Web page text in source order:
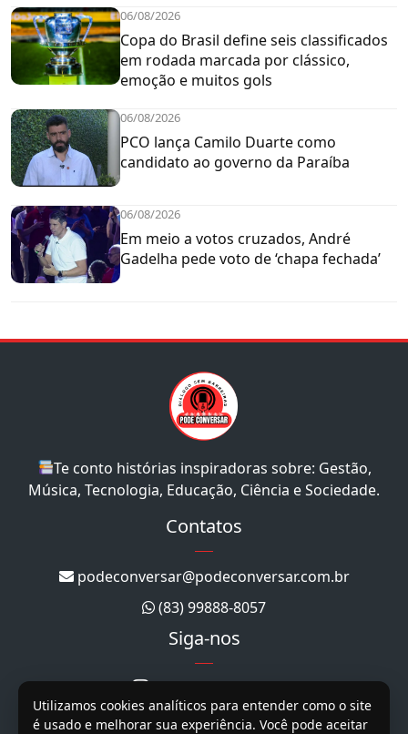
06/08/2026
Copa do Brasil define seis classificados
em rodada marcada por clássico,
emoção e muitos gols
06/08/2026
PCO lança Camilo Duarte como
candidato ao governo da Paraíba
06/08/2026
Em meio a votos cruzados, André
Gadelha pede voto de ‘chapa fechada’
Te conto histórias inspiradoras sobre: Gestão,
Música, Tecnologia, Educação, Ciência e Sociedade.
Contatos
podeconversar@podeconversar.com.br
(83) 99888-8057
Siga-nos
@podeconversar
Utilizamos cookies analíticos para entender como o site
é usado e melhorar sua experiência. Você pode aceitar